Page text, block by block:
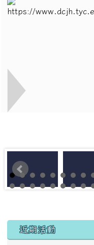
左邊區域內容
近期活動